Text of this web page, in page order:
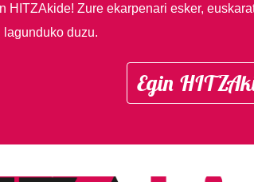
HITZAkide! Zure ekarpenari esker,
lagunduko duzu.
Egin